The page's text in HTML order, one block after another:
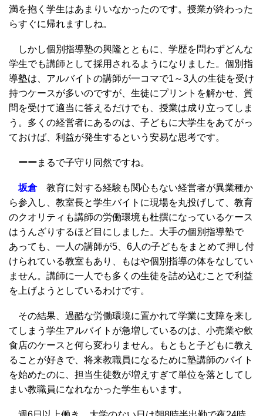
満を抱く学生はあまりいなかったのです。授業が終わった
らすぐに帰れますしね。
しかし個別指導塾の興隆とともに、学歴を問わずどんな
学生でも講師として採用されるようになりました。個別指
導塾は、アルバイトの講師が一コマで1～3人の生徒を受け
持つケースが多いのですが、生徒にプリントを解かせ、質
問を受けて適当に答えるだけでも、授業は成り立ってしま
う。多くの経営者にあるのは、子どもに大学生をあてがっ
ておけば、利益が発生するという安易な思考です。
ーーまるで子守り同然ですね。
坂倉教育に対する経験も関心もない経営者が異業種か
ら参入し、教室長と学生バイトに現場を丸投げして、教育
のクオリティも講師の労働環境も杜撰になっているケース
はうんざりするほど目にしました。大手の個別指導塾で
あっても、一人の講師が5、6人の子どもをまとめて押し付
けられている教室もあり、もはや個別指導の体をなしてい
ません。講師に一人でも多くの生徒を詰め込むことで利益
を上げようとしているわけです。
その結果、過酷な労働環境に置かれて学業に支障を来し
てしまう学生アルバイトが急増しているのは、小売業や飲
食店のケースと何ら変わりません。もともと子どもに教え
ることが好きで、将来教職員になるために塾講師のバイト
を始めたのに、担当生徒数が増えすぎて単位を落としてし
まい教職員になれなかった学生もいます。